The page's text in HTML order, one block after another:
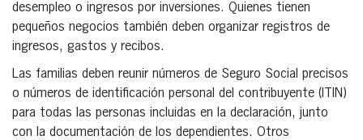
desempleo o ingresos por inversiones. Quienes tienen
pequeños negocios también deben organizar registros de
ingresos, gastos y recibos.
Las familias deben reunir números de Seguro Social precisos
o números de identificación personal del contribuyente (ITIN)
para todas las personas incluidas en la declaración, junto
con la documentación de los dependientes. Otros